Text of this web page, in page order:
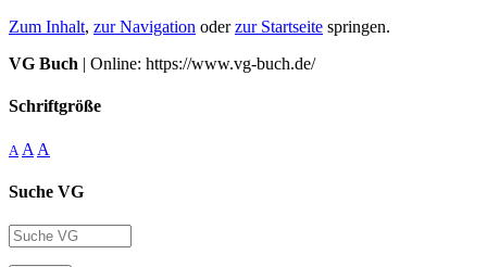
Zum Inhalt, zur Navigation oderzur Startseite springen.
VG Buch | Online: https://www.vg-buch.de/
Schriftgröße
A A A
Suche VG